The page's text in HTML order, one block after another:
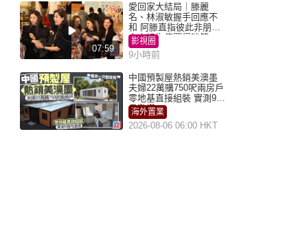
07:59
愛回家大結局｜滕麗
名、林淑敏握手回應不
和 阿滕直指彼此非朋友
大小姐指傳聞得啖笑
影視圈
9小時前
中國預製屋熱銷美澳墨
夫婦22萬購750呎兩房戶
零地基直接組裝 實測9個
月激讚
海外置業
2026-08-06 06:00 HKT